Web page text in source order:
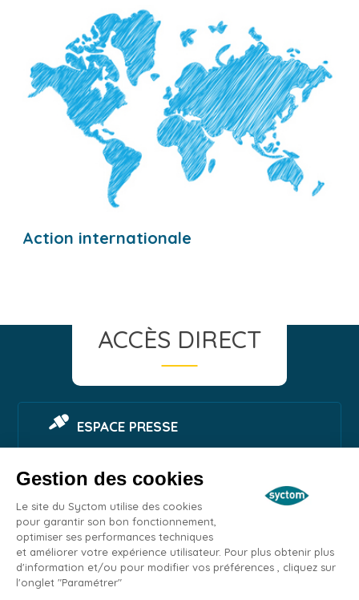
Gestion des cookies
Le site du Syctom utilise des cookies
pour garantir son bon fonctionnement,
optimiser ses performances techniques
et améliorer votre expérience utilisateur. Pour plus obtenir plus
d'information et/ou pour modifier vos préférences , cliquez sur
l'onglet "Paramétrer"
Action internationale
ACCÈS DIRECT
ESPACE PRESSE
SIGNALER UNE NUISANCE
ESPACE EMPLOI